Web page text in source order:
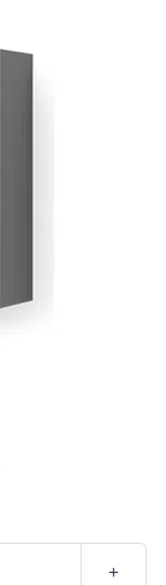
+